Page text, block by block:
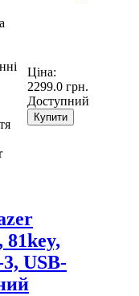
Ціна:
2299.0 грн.
Доступний
Купити
USB-